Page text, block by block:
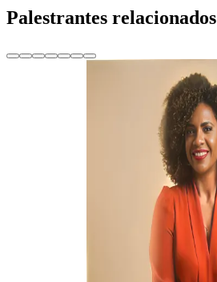
Palestrantes relacionados